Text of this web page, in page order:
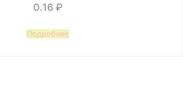
0.16 ₽
Подробнее